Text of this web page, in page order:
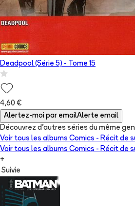
Deadpool (Série 5) - Tome 15
4,60 €
Alertez-moi par emailAlerte email
Découvrez d'autres séries du même
Voir tous les albums Comics - Récit de
Voir tous les albums Comics - Récit de
+
Suivie